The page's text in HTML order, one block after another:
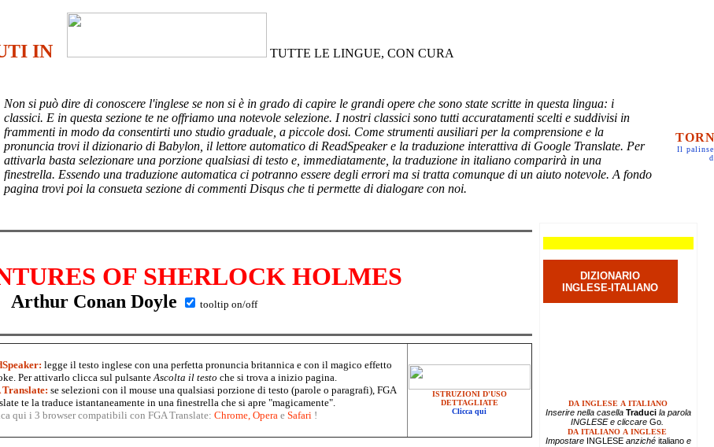
IN TUTTE LE LINGUE, CON CURA
Non si può dire di conoscere l'inglese se non si è in grado di capire le grandi opere che sono state scritte in questa lingua: i
classici. E in questa sezione te ne offriamo una notevole selezione. I nostri classici sono tutti accuratamenti scelti e suddivisi in
frammenti in modo da consentirti uno studio graduale, a piccole dosi. Come strumenti ausiliari per la comprensione e la
pronuncia trovi il dizionario di Babylon, il lettore automatico di ReadSpeaker e la traduzione interattiva di Google Translate. Per
attivarla basta selezionare una porzione qualsiasi di testo e, immediatamente, la traduzione in italiano comparirà in una
finestrella. Essendo una traduzione automatica ci potranno essere degli errori ma si tratta comunque di un aiuto notevole. A fondo
pagina trovi poi la consueta sezione di commenti Disqus che ti permette di dialogare con noi.
Il
OF SHERLOCK HOLMES
Arthur Conan Doyle tooltip on/off
legge il testo inglese con una perfetta pronuncia britannica e con il magico effetto
Per attivarlo clicca sul pulsanteAscolta il testo che si trova a inizio pagina.
Translate: se selezioni con il mouse una qualsiasi porzione di testo (parole o paragrafi), FGA
te la traduce istantaneamente in una finestrella che si apre "magicamente".
qui i 3 browser compatibili con FGA Translate: Chrome, Operae Safari !
ISTRUZIONI D'USO
DETTAGLIATE
Clicca qui
DIZIONARIO
INGLESE-ITALIANO
DA INGLESE A ITALIANO
Inserire nella casella Traducila parola
INGLESE e cliccare Go.
DA ITALIANO A INGLESE
Impostare INGLESEanziché italianoe